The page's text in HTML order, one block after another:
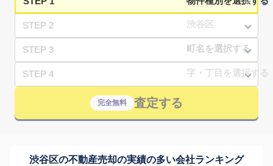
STEP 2
STEP 3
STEP 4
完全無料 査定する
渋谷区の不動産売却の実績の多い会社ランキング